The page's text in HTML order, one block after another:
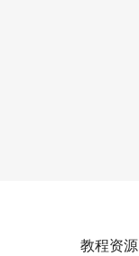
教程资源